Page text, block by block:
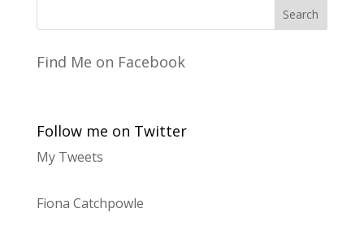
Find Me on Facebook
Follow me on Twitter
My Tweets
Fiona Catchpowle